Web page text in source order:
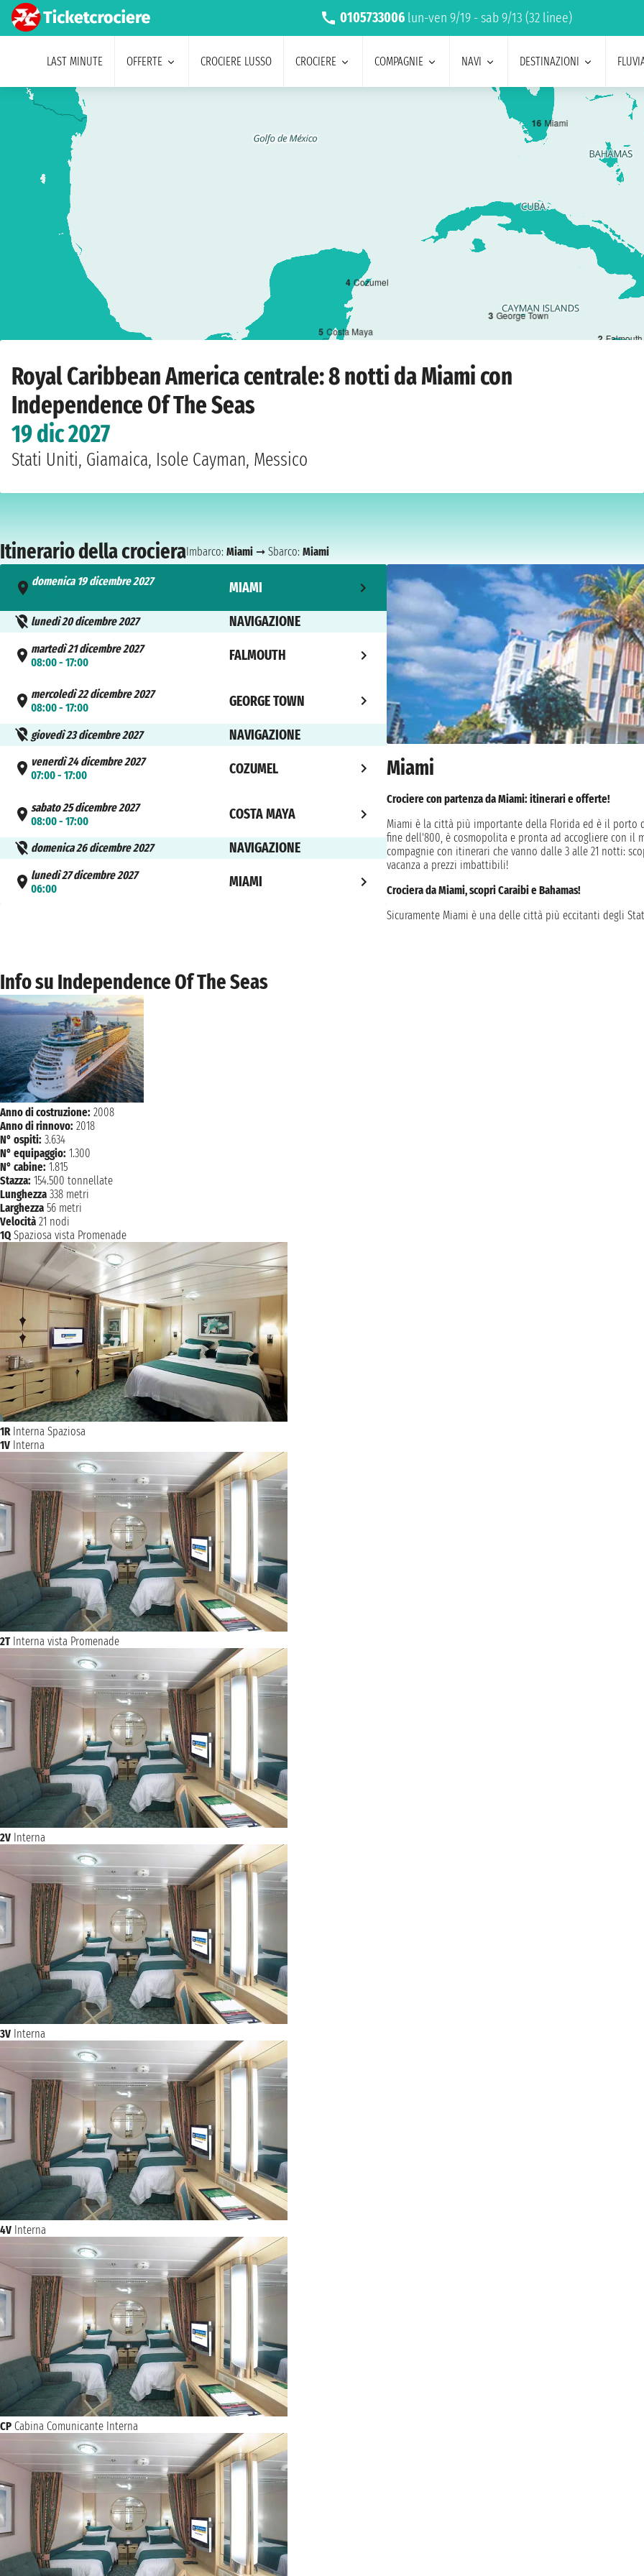
0105733006 lun-ven 9/19 - sab 9/13 (32 linee)
LAST MINUTE OFFERTE CROCIERE LUSSO CROCIERE COMPAGNIE NAVI DESTINAZIONI
16 Miami
2 Falmouth
3 George Town
4 Cozumel
5 Costa Maya
Royal Caribbean America centrale: 8 notti da Miami con
Independence Of The Seas
19 dic 2027
Stati Uniti, Giamaica, Isole Cayman, Messico
Itinerario della crocieraImbarco: Miami ➞ Sbarco: Miami
domenica 19 dicembre 2027
MIAMI
lunedì 20 dicembre 2027 NAVIGAZIONE
martedì 21 dicembre 2027
08:00 - 17:00
FALMOUTH
mercoledì 22 dicembre 2027
08:00 - 17:00
GEORGE TOWN
giovedì 23 dicembre 2027 NAVIGAZIONE
venerdì 24 dicembre 2027
07:00 - 17:00
COZUMEL
sabato 25 dicembre 2027
08:00 - 17:00
COSTA MAYA
domenica 26 dicembre 2027 NAVIGAZIONE
lunedì 27 dicembre 2027
06:00
MIAMI
Miami
Crociere con partenza da Miami: itinerari e offerte!
Miami è la città più importante della Florida ed è il porto
fine dell'800, è cosmopolita e pronta ad accogliere con
compagnie con itinerari che vanno dalle 3 alle 21 notti:
vacanza a prezzi imbattibili!
Crociera da Miami, scopri Caraibi e Bahamas!
Sicuramente Miami è una delle città più eccitanti degli
consigliamo infatti le crociere alle Bahamas da Miami:
Info su Independence Of The Seas
Anno di costruzione: 2008
Anno di rinnovo: 2018
N° ospiti: 3.634
N° equipaggio: 1.300
N° cabine: 1.815
Stazza: 154.500 tonnellate
Lunghezza 338 metri
Larghezza 56 metri
Velocità 21 nodi
1Q Spaziosa vista Promenade
1R Interna Spaziosa
1V Interna
2T Interna vista Promenade
2V Interna
3V Interna
4V Interna
CP Cabina Comunicante Interna